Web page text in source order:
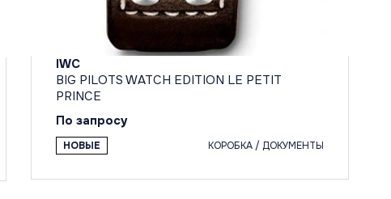
IWC
BIG PILOTS WATCH EDITION LE PETIT
PRINCE
По запросу
НОВЫЕ КОРОБКА / ДОКУМЕНТЫ